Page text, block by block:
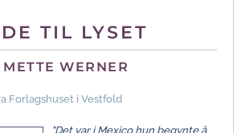
TIL LYSET
METTE WERNER
Forlagshuset i Vestfold
"Det var i Mexico hun begynte å